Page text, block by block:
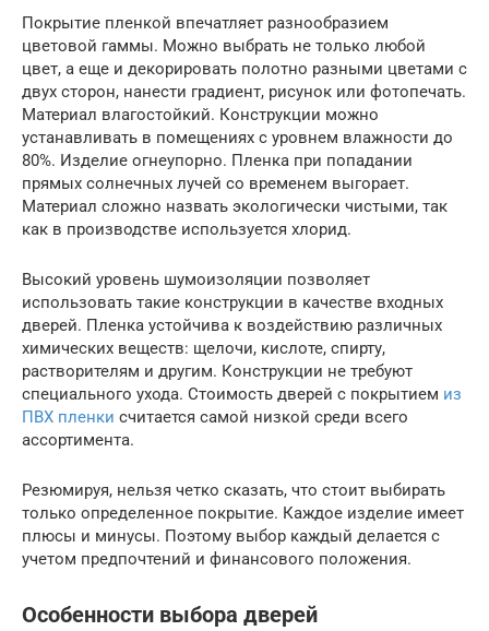
Покрытие пленкой впечатляет разнообразием
цветовой гаммы. Можно выбрать не только любой
цвет, а еще и декорировать полотно разными цветами с
двух сторон, нанести градиент, рисунок или фотопечать.
Материал влагостойкий. Конструкции можно
устанавливать в помещениях с уровнем влажности до
80%. Изделие огнеупорно. Пленка при попадании
прямых солнечных лучей со временем выгорает.
Материал сложно назвать экологически чистыми, так
как в производстве используется хлорид.
Высокий уровень шумоизоляции позволяет
использовать такие конструкции в качестве входных
дверей. Пленка устойчива к воздействию различных
химических веществ: щелочи, кислоте, спирту,
растворителям и другим. Конструкции не требуют
специального ухода. Стоимость дверей с покрытием из
ПВХ пленки считается самой низкой среди всего
ассортимента.
Резюмируя, нельзя четко сказать, что стоит выбирать
только определенное покрытие. Каждое изделие имеет
плюсы и минусы. Поэтому выбор каждый делается с
учетом предпочтений и финансового положения.
Особенности выбора дверей